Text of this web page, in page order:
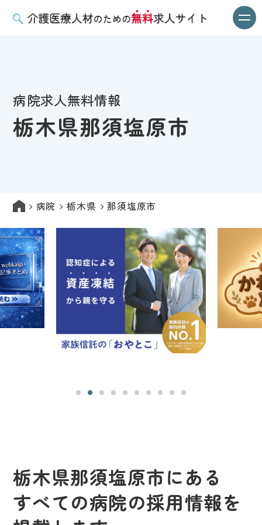
病院求人無料情報
栃木県那須塩原市
病院 栃木県 那須塩原市
栃木県那須塩原市にある
すべての病院の採用情報を